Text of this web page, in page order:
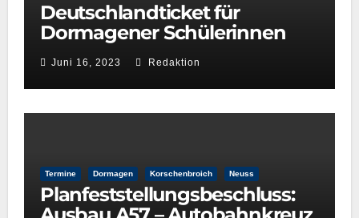
Deutschlandticket für
Dormagener Schülerinnen
und Schüler
Juni 16, 2023 Redaktion
Termine Dormagen Korschenbroich Neuss
Planfeststellungsbeschluss: